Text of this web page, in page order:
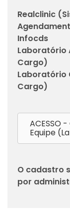
Realclinic
Infocds
Laboratório
Cargo)
Laboratório
Cargo)
ACESSO
Equipe
O cadastro
por